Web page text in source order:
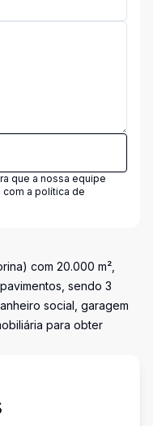
que a nossa equipe
a política de
com 20.000 m²,
sendo 3
social, garagem
para obter